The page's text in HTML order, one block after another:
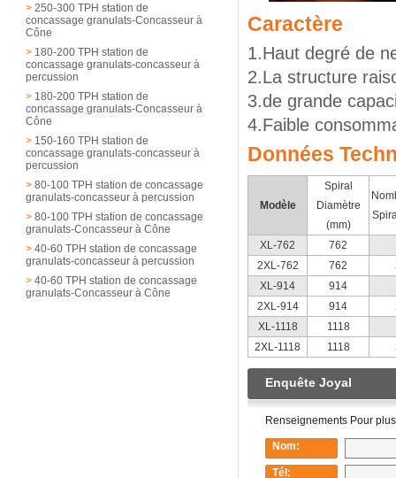
> 250-300 TPH station de
concassage granulats-Concasseur à
Cône
> 180-200 TPH station de
concassage granulats-concasseur à
percussion
> 180-200 TPH station de
concassage granulats-Concasseur à
Cône
> 150-160 TPH station de
concassage granulats-concasseur à
percussion
>80-100 TPH station de concassage
granulats-concasseur à percussion
>80-100 TPH station de concassage
granulats-Concasseur à Cône
>40-60 TPH station de concassage
granulats-concasseur à percussion
>40-60 TPH station de concassage
granulats-Concasseur à Cône
Caractère
1.Haut degré de
2.La structure
3.de grande
4.Faible
Données
Modèle
Spiral
Diamètre
(mm)
XL-762 762
2XL-762
762
XL-914
914
2XL-914
914
XL-1118
1118
2XL-1118
1118